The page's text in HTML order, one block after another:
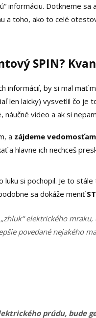
informáciu. Dotkneme sa
a toho, ako to celé
SPIN?
informácií, by si mal mať
len laicky) vysvetlil čo je
náučné video a ak si
a zájdeme
a hlavne ich nechceš
si pochopil. Je to
sa dokáže meniť
elektrického
povedané nejakého
prúdu, bude